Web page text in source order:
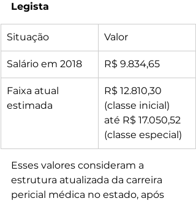
Legista
Situação Valor
Salário em 2018 R$ 9.834,65
Faixa atual
estimada
R$ 12.810,30
(classe inicial)
até R$ 17.050,52
(classe especial)
Esses valores consideram a
estrutura atualizada da carreira
pericial médica no estado, após